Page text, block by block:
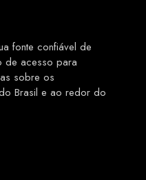
fonte confiável de
de acesso para
sobre os
Brasil e ao redor do